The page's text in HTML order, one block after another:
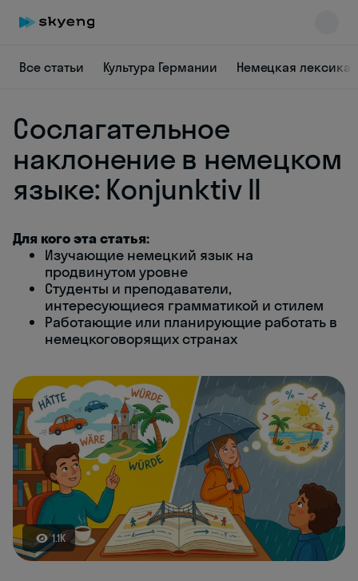
Все статьи Культура Германии Немецкая лексика
Сослагательное
наклонение в немецком
языке: Konjunktiv II
Для кого эта статья:
Изучающие немецкий язык на
продвинутом уровне
Студенты и преподаватели,
интересующиеся грамматикой и стилем
Работающие или планирующие работать в
немецкоговорящих странах
1.1K